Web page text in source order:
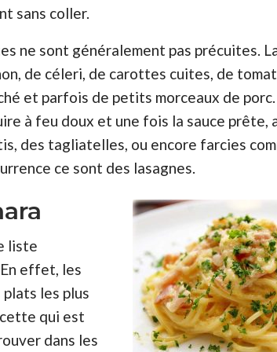
sans coller.
ne sont généralement pas précuites.
de céleri, de carottes cuites, de
et parfois de petits morceaux de
à feu doux et une fois la sauce prête,
des tagliatelles, ou encore farcies
ce sont des lasagnes.
liste
effet, les
plats les plus
qui est
dans les